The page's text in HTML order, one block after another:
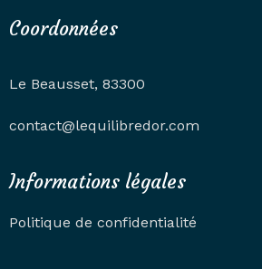
Coordonnées
Le Beausset, 83300
contact@lequilibredor.com
Informations légales
Politique de confidentialité